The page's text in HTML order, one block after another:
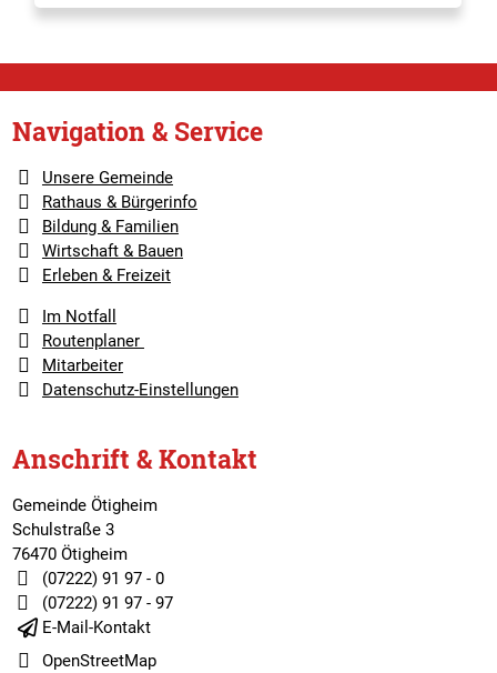
Navigation & Service
Unsere Gemeinde
Rathaus & Bürgerinfo
Bildung & Familien
Wirtschaft & Bauen
Erleben & Freizeit
Im Notfall
Routenplaner
Mitarbeiter
Datenschutz-Einstellungen
Anschrift & Kontakt
Gemeinde Ötigheim
Schulstraße 3
76470 Ötigheim
(07222) 91 97 - 0
(07222) 91 97 - 97
E-Mail-Kontakt
OpenStreetMap